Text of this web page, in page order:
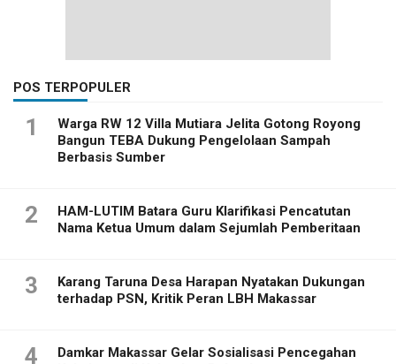
POS TERPOPULER
1
Warga RW 12 Villa Mutiara Jelita Gotong Royong
Bangun TEBA Dukung Pengelolaan Sampah
Berbasis Sumber
2
HAM-LUTIM Batara Guru Klarifikasi Pencatutan
Nama Ketua Umum dalam Sejumlah Pemberitaan
3
Karang Taruna Desa Harapan Nyatakan Dukungan
terhadap PSN, Kritik Peran LBH Makassar
4
Damkar Makassar Gelar Sosialisasi Pencegahan